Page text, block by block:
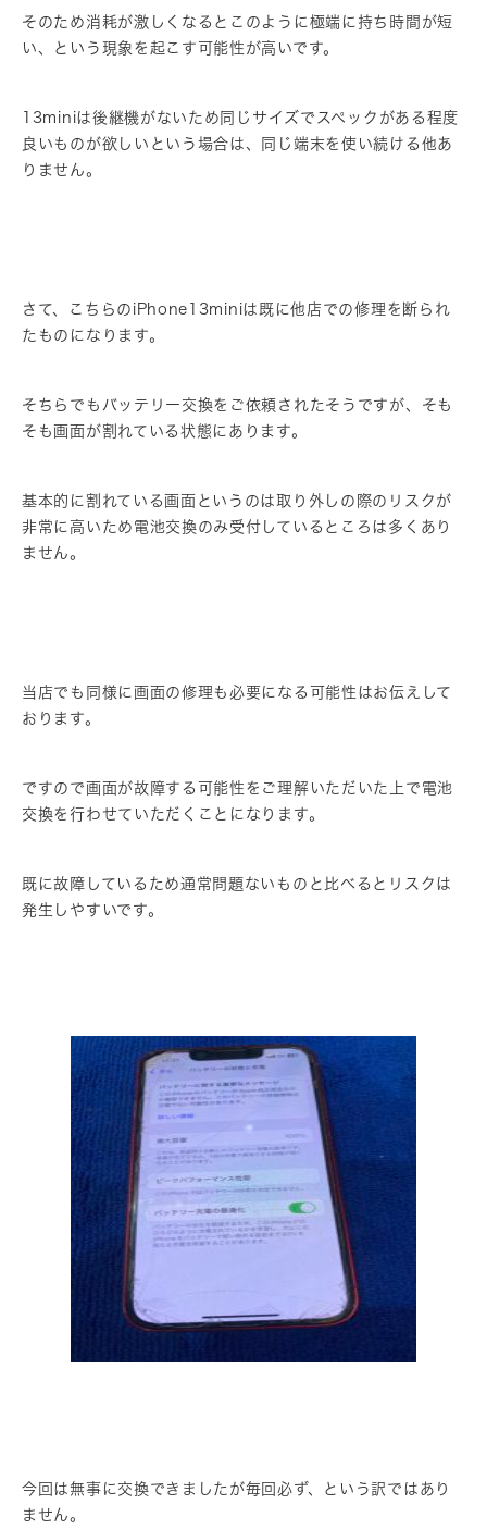
そのため消耗が激しくなるとこのように極端に持ち時間が短
い、という現象を起こす可能性が高いです。
13miniは後継機がないため同じサイズでスペックがある程度
良いものが欲しいという場合は、同じ端末を使い続ける他あ
りません。
さて、こちらのiPhone13miniは既に他店での修理を断られ
たものになります。
そちらでもバッテリー交換をご依頼されたそうですが、そも
そも画面が割れている状態にあります。
基本的に割れている画面というのは取り外しの際のリスクが
非常に高いため電池交換のみ受付しているところは多くあり
ません。
当店でも同様に画面の修理も必要になる可能性はお伝えして
おります。
ですので画面が故障する可能性をご理解いただいた上で電池
交換を行わせていただくことになります。
既に故障しているため通常問題ないものと比べるとリスクは
発生しやすいです。
今回は無事に交換できましたが毎回必ず、という訳ではあり
ません。